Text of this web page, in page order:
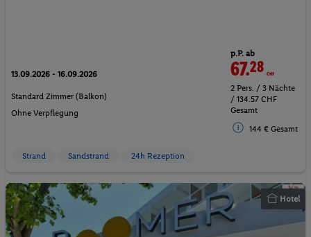
13.09.2026 - 16.09.2026
Standard Zimmer (Balkon)
Ohne Verpflegung
p.P. ab
67.28CHF
2 Pers. / 3 Nächte
/ 134.57 CHF
Gesamt
144 € Gesamt
Strand Sandstrand 24h Rezeption
Hotel